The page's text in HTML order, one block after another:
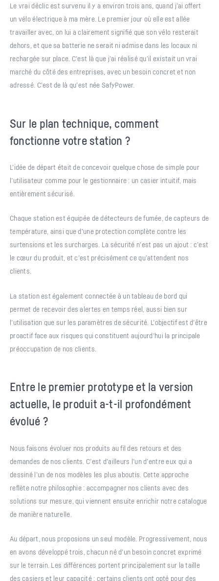
Le vrai déclic est survenu il y a environ trois ans, quand j’ai offert
un vélo électrique à ma mère. Le premier jour où elle est allée
travailler avec, on lui a clairement signifié que son vélo resterait
dehors, et que sa batterie ne serait ni admise dans les locaux ni
rechargée sur place. C’est là que j’ai réalisé qu’il existait un vrai
marché du côté des entreprises, avec un besoin concret et non
adressé. C’est de là qu’est née SafyPower.
Sur le plan technique, comment
fonctionne votre station ?
L’idée de départ était de concevoir quelque chose de simple pour
l’utilisateur comme pour le gestionnaire : un casier intuitif, mais
entièrement sécurisé.
Chaque station est équipée de détecteurs de fumée, de capteurs de
température, ainsi que d’une protection complète contre les
surtensions et les surcharges. La sécurité n’est pas un ajout : c’est
le cœur du produit, et c’est précisément ce qu’attendent nos
clients.
La station est également connectée à un tableau de bord qui
permet de recevoir des alertes en temps réel, aussi bien sur
l’utilisation que sur les paramètres de sécurité. L’objectif est d’être
proactif face aux risques qui constituent aujourd’hui la principale
préoccupation de nos clients.
Entre le premier prototype et la version
actuelle, le produit a-t-il profondément
évolué ?
Nous faisons évoluer nos produits au fil des retours et des
demandes de nos clients. C’est d’ailleurs l’un d’entre eux qui a
dessiné l’un de nos modèles les plus aboutis. Cette approche
reflète notre philosophie : accompagner nos clients avec des
solutions sur mesure, qui viennent ensuite enrichir notre catalogue
de manière naturelle.
Au départ, nous proposions un seul modèle. Progressivement, nous
en avons développé trois, chacun né d’un besoin concret exprimé
sur le terrain. Les différences portent principalement sur la taille
des casiers et leur capacité : certains clients ont opté pour des